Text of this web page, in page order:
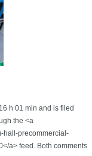
h 01 min and is filed
the <a
hall-precommercial-
a> feed. Both comments